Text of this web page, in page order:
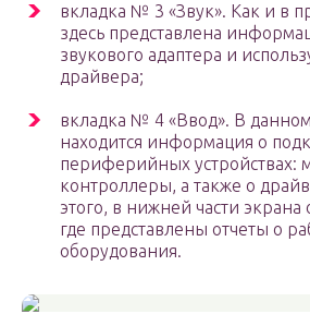
вкладка № 3 «Звук». Как и в
здесь представлена
звукового адаптера и
драйвера;
вкладка № 4 «Ввод». В
находится информация о
периферийных
контроллеры, а также о
этого, в нижней части экрана
где представлены отчеты о
оборудования.